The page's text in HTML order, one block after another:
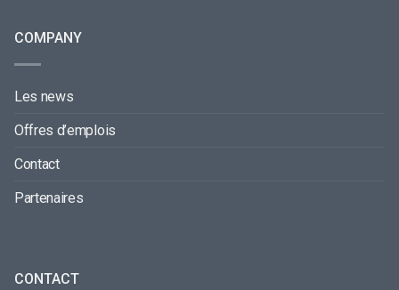
COMPANY
Les news
Offres d’emplois
Contact
Partenaires
CONTACT